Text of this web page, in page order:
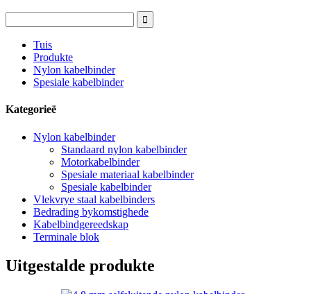
Tuis
Produkte
Nylon kabelbinder
Spesiale kabelbinder
Kategorieë
Nylon kabelbinder
Standaard nylon kabelbinder
Motorkabelbinder
Spesiale materiaal kabelbinder
Spesiale kabelbinder
Vlekvrye staal kabelbinders
Bedrading bykomstighede
Kabelbindgereedskap
Terminale blok
Uitgestalde produkte